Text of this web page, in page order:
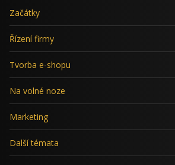
Začátky
Řízení firmy
Tvorba e-shopu
Na volné noze
Marketing
Další témata